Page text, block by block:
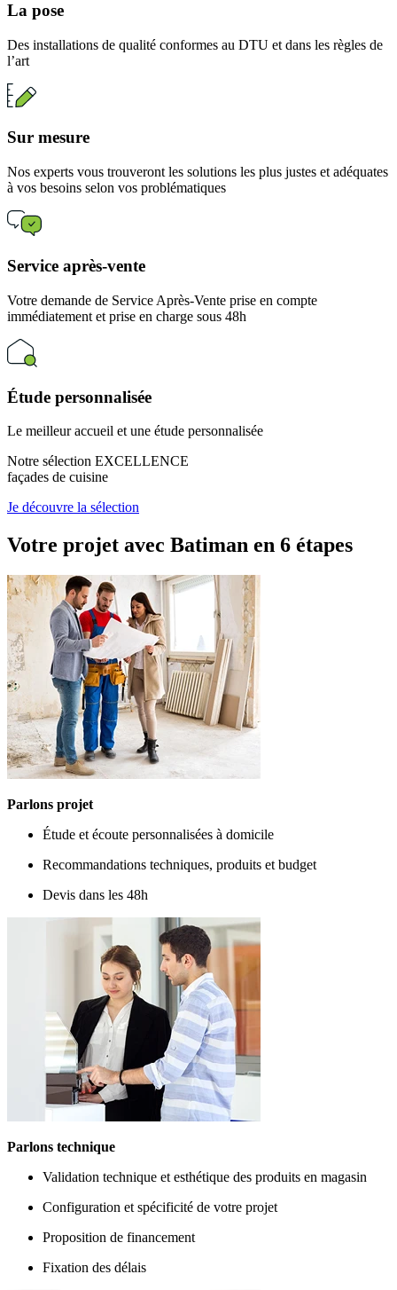
La pose
Des installations de qualité conformes au DTU et dans les règles de
l’art
Sur mesure
Nos experts vous trouveront les solutions les plus justes et adéquates
à vos besoins selon vos problématiques
Service après-vente
Votre demande de Service Après-Vente prise en compte
immédiatement et prise en charge sous 48h
Étude personnalisée
Le meilleur accueil et une étude personnalisée
Notre sélection EXCELLENCE
façades de cuisine
Je découvre la sélection
Votre projet avec Batiman en 6 étapes
Parlons projet
Étude et écoute personnalisées à domicile
Recommandations techniques, produits et budget
Devis dans les 48h
Parlons technique
Validation technique et esthétique des produits en magasin
Configuration et spécificité de votre projet
Proposition de financement
Fixation des délais